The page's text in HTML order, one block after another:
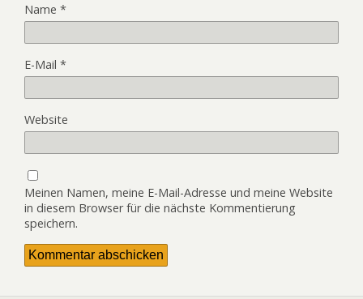
Name *
E-Mail *
Website
Meinen Namen, meine E-Mail-Adresse und meine Website
in diesem Browser für die nächste Kommentierung
speichern.